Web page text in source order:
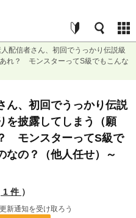
配信者さん、初回でうっかり伝説級
れ？ モンスターってS級でもこんな
ん、初回でうっかり伝説
を披露してしまう（願
モンスターってS級で
なの？（他人任せ）～
1 件 ）
新通知を受け取ろう